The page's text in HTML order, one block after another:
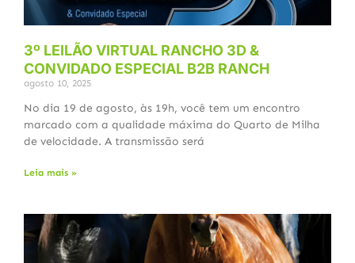
3º LEILÃO VIRTUAL RANCHO 3D &
CONVIDADO ESPECIAL B2B RANCH
agosto 10, 2025
No dia 19 de agosto, às 19h, você tem um encontro
marcado com a qualidade máxima do Quarto de Milha
de velocidade. A transmissão será
Leia mais »